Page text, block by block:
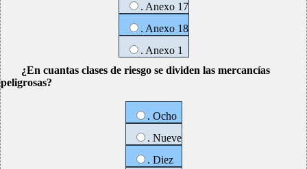
. Anexo 17
. Anexo 18
. Anexo 1
¿En cuantas clases de riesgo se dividen las mercancías
peligrosas?
. Ocho
. Nueve
. Diez